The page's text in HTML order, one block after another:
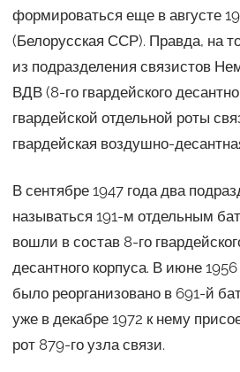
формироваться еще в августе
(Белорусская ССР). Правда, на
из подразделения связистов
ВДВ (8-го гвардейского
гвардейской отдельной роты
гвардейская воздушно-
В сентябре 1947 года два
называться 191-м отдельным
вошли в состав 8-го
десантного корпуса. В июне
было реорганизовано в 691-й
уже в декабре 1972 к нему
рот 879-го узла связи.